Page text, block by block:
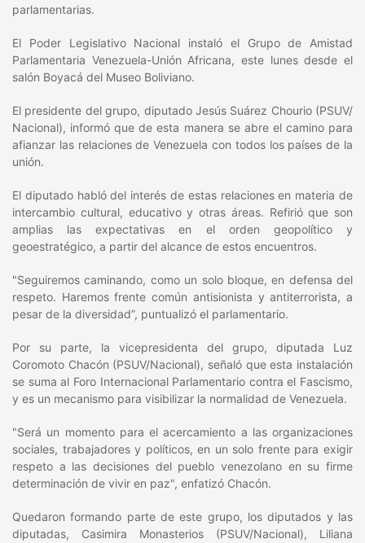
parlamentarias.
El Poder Legislativo Nacional instaló el Grupo de Amistad
Parlamentaria Venezuela-Unión Africana, este lunes desde el
salón Boyacá del Museo Boliviano.
El presidente del grupo, diputado Jesús Suárez Chourio (PSUV/
Nacional), informó que de esta manera se abre el camino para
afianzar las relaciones de Venezuela con todos los países de la
unión.
El diputado habló del interés de estas relaciones en materia de
intercambio cultural, educativo y otras áreas. Refirió que son
amplias las expectativas en el orden geopolítico y
geoestratégico, a partir del alcance de estos encuentros.
"Seguiremos caminando, como un solo bloque, en defensa del
respeto. Haremos frente común antisionista y antiterrorista, a
pesar de la diversidad”, puntualizó el parlamentario.
Por su parte, la vicepresidenta del grupo, diputada Luz
Coromoto Chacón (PSUV/Nacional), señaló que esta instalación
se suma al Foro Internacional Parlamentario contra el Fascismo,
y es un mecanismo para visibilizar la normalidad de Venezuela.
"Será un momento para el acercamiento a las organizaciones
sociales, trabajadores y políticos, en un solo frente para exigir
respeto a las decisiones del pueblo venezolano en su firme
determinación de vivir en paz", enfatizó Chacón.
Quedaron formando parte de este grupo, los diputados y las
diputadas, Casimira Monasterios (PSUV/Nacional), Liliana